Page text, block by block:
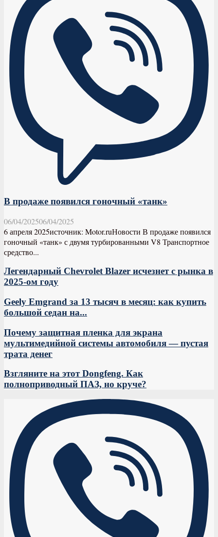
В продаже появился гоночный «танк»
06/04/202506/04/2025
6 апреля 2025источник: Motor.ruНовости В продаже появился
гоночный «танк» с двумя турбированными V8 Транспортное
средство...
Легендарный Chevrolet Blazer исчезнет с рынка в
2025-ом году
Geely Emgrand за 13 тысяч в месяц: как купить
большой седан на...
Почему защитная пленка для экрана
мультимедийной системы автомобиля — пустая
трата денег
Взгляните на этот Dongfeng. Как
полноприводный ПАЗ, но круче?